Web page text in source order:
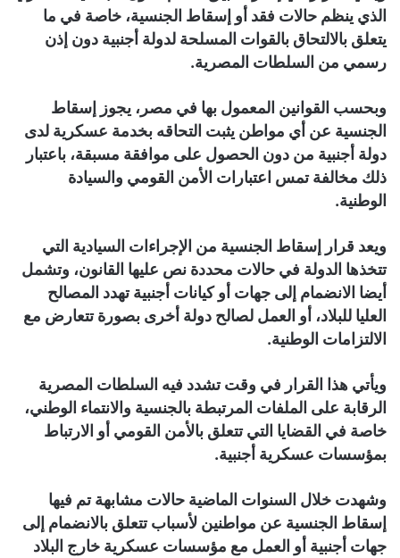
الذي ينظم حالات فقد أو إسقاط الجنسية، خاصة في ما
يتعلق بالالتحاق بالقوات المسلحة لدولة أجنبية دون إذن
رسمي من السلطات المصرية.
وبحسب القوانين المعمول بها في مصر، يجوز إسقاط
الجنسية عن أي مواطن يثبت التحاقه بخدمة عسكرية لدى
دولة أجنبية من دون الحصول على موافقة مسبقة، باعتبار
ذلك مخالفة تمس اعتبارات الأمن القومي والسيادة
الوطنية.
ويعد قرار إسقاط الجنسية من الإجراءات السيادية التي
تتخذها الدولة في حالات محددة نص عليها القانون، وتشمل
أيضا الانضمام إلى جهات أو كيانات أجنبية تهدد المصالح
العليا للبلاد، أو العمل لصالح دولة أخرى بصورة تتعارض مع
الالتزامات الوطنية.
ويأتي هذا القرار في وقت تشدد فيه السلطات المصرية
الرقابة على الملفات المرتبطة بالجنسية والانتماء الوطني،
خاصة في القضايا التي تتعلق بالأمن القومي أو الارتباط
بمؤسسات عسكرية أجنبية.
وشهدت خلال السنوات الماضية حالات مشابهة تم فيها
إسقاط الجنسية عن مواطنين لأسباب تتعلق بالانضمام إلى
جهات أجنبية أو العمل مع مؤسسات عسكرية خارج البلاد